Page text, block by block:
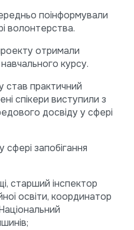
поінформували
волонтерства.
отримали
курсу.
став практичний
спікери виступили з
досвіду у сфері
сфері запобігання
старший інспектор
освіти, координатор